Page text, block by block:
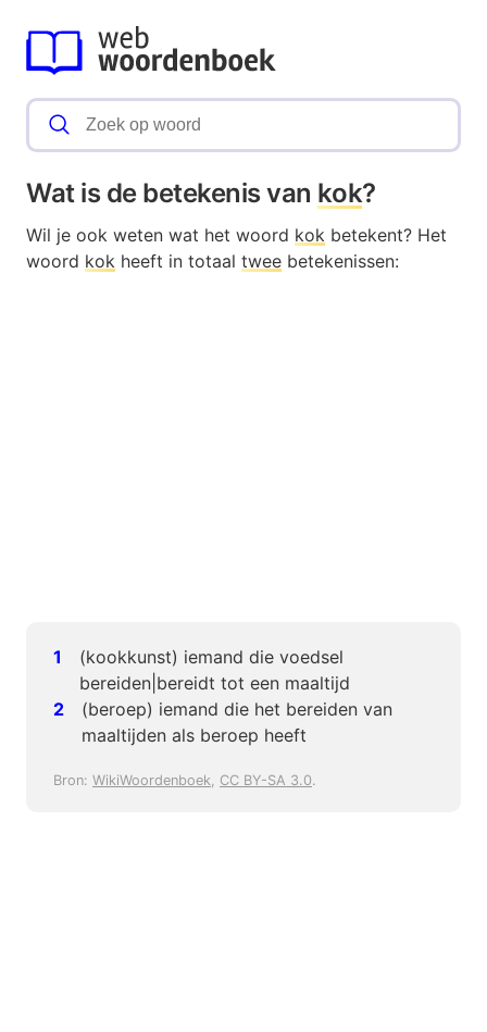
Wat is de betekenis van kok?
Wil je ook weten wat het woord kok betekent? Het
woord kok heeft in totaal twee betekenissen:
(kookkunst) iemand die voedsel
bereiden|bereidt tot een maaltijd
(beroep) iemand die het bereiden van
maaltijden als beroep heeft
Bron: WikiWoordenboek, CC BY-SA 3.0.